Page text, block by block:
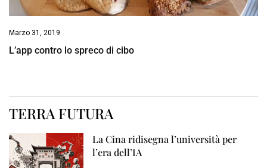
Marzo 31, 2019
L’app contro lo spreco di cibo
TERRA FUTURA
La Cina ridisegna l’università per
l’era dell’IA